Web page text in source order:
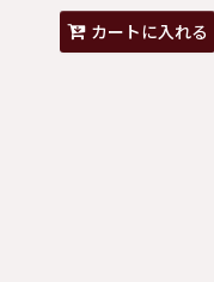
カートに入れる